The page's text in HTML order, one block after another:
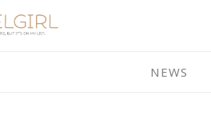
NEWS